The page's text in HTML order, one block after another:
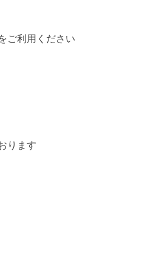
ご利用ください
ります